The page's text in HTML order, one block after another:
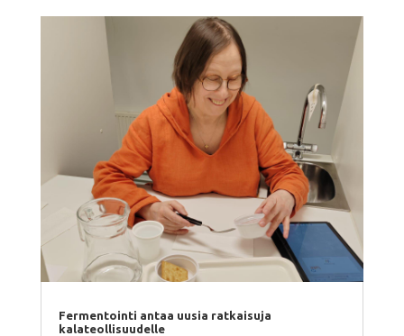
Fermentointi antaa uusia ratkaisuja
kalateollisuudelle